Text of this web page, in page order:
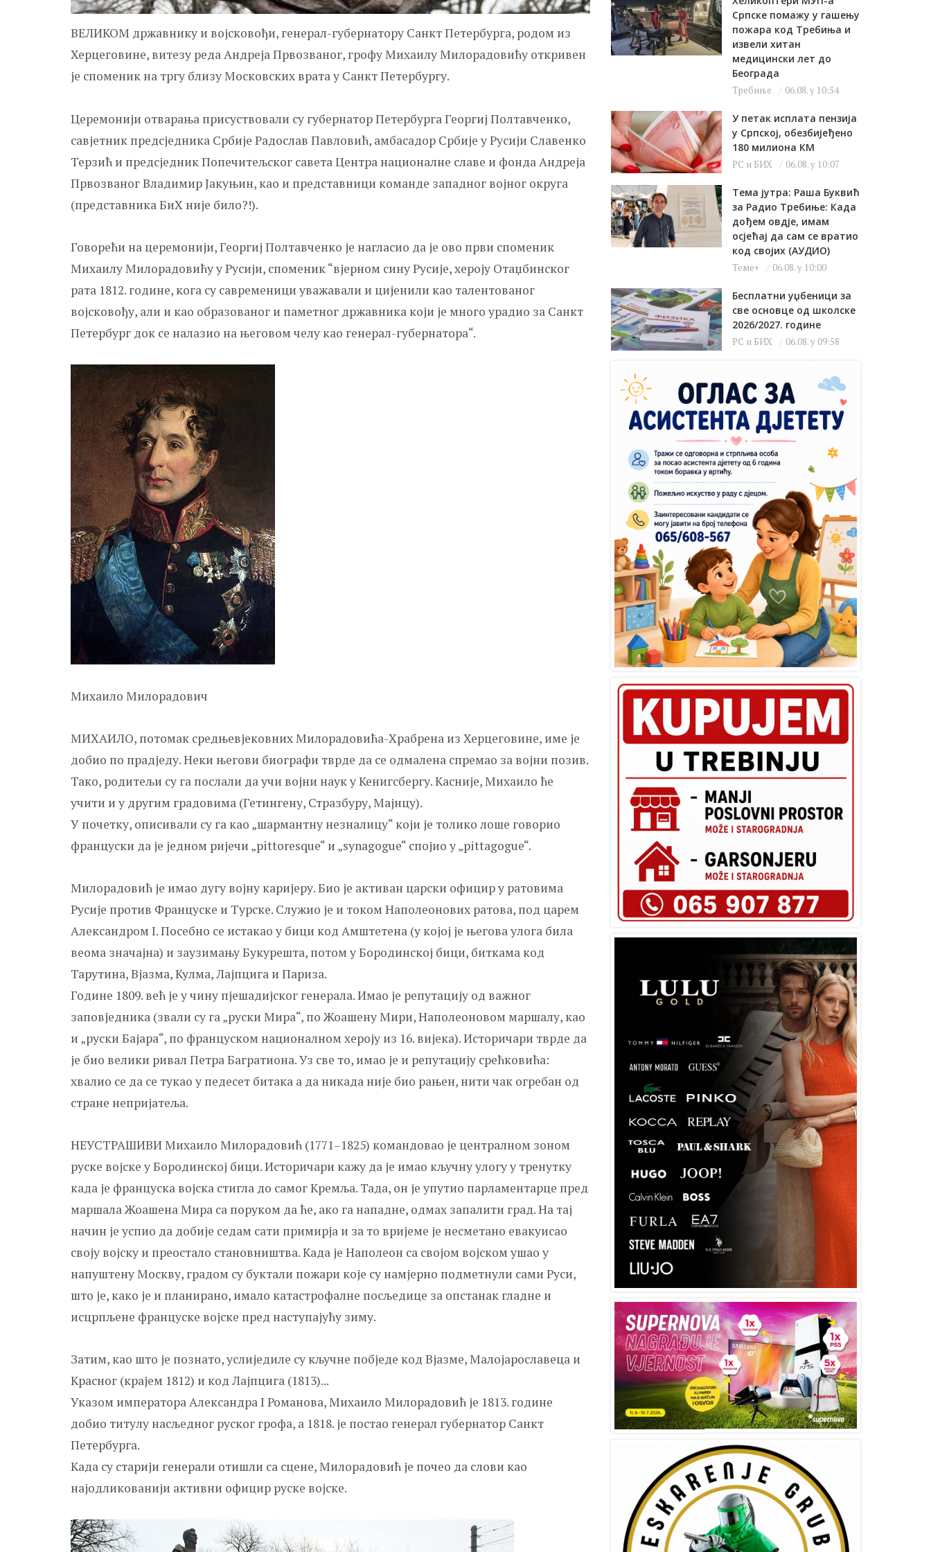
ВЕЛИКОМ државнику и војсковођи, генерал-губернатору Санкт Петербурга, родом из
Херцеговине, витезу реда Андреја Првозваног, грофу Михаилу Милорадовићу откривен
је споменик на тргу близу Московских врата у Санкт Петербургу.
Церемонији отварања присуствовали су губернатор Петербурга Георгиј Полтавченко,
савјетник предсједника Србије Радослав Павловић, амбасадор Србије у Русији Славенко
Терзић и предсједник Попечитељског савета Центра националне славе и фонда Андреја
Првозваног Владимир Јакуњин, као и представници команде западног војног округа
(представника БиХ није било?!).
Говорећи на церемонији, Георгиј Полтавченко је нагласио да је ово први споменик
Михаилу Милорадовићу у Русији, споменик “вјерном сину Русије, хероју Отаџбинског
рата 1812. године, кога су савременици уважавали и цијенили као талентованог
војсковођу, али и као образованог и паметног државника који је много урадио за Санкт
Петербург док се налазио на његовом челу као генерал-губернатора“.
Михаило Милорадович
МИХАИЛО, потомак средњевјековних Милорадовића-Храбрена из Херцеговине, име је
добио по прадједу. Неки његови биографи тврде да се одмалена спремао за војни позив.
Тако, родитељи су га послали да учи војни наук у Кенигсбергу. Касније, Михаило ће
учити и у другим градовима (Гетингену, Стразбуру, Мајнцу).
У почетку, описивали су га као „шармантну незналицу“ који је толико лоше говорио
француски да је једном ријечи „pittoresque“ и „synagogue“ спојио у „pittagogue“.
Милорадовић је имао дугу војну каријеру. Био је активан царски официр у ратовима
Русије против Француске и Турске. Служио је и током Наполеонових ратова, под царем
Александром I. Посебно се истакао у бици код Амштетена (у којој је његова улога била
веома значајна) и заузимању Букурешта, потом у Бородинској бици, биткама код
Тарутина, Вјазма, Кулма, Лајпцига и Париза.
Године 1809. већ је у чину пјешадијског генерала. Имао је репутацију од важног
заповједника (звали су га „руски Мира“, по Жоашену Мири, Наполеоновом маршалу, као
и „руски Бајара“, по француском националном хероју из 16. вијека). Историчари тврде да
је био велики ривал Петра Багратиона. Уз све то, имао је и репутацију срећковића:
хвалио се да се тукао у педесет битака а да никада није био рањен, нити чак огребан од
стране непријатеља.
НЕУСТРАШИВИ Михаило Милорадовић (1771–1825) командовао је централном зоном
руске војске у Бородинској бици. Историчари кажу да је имао кључну улогу у тренутку
када је француска војска стигла до самог Кремља. Тада, он је упутио парламентарце пред
маршала Жоашена Мира са поруком да ће, ако га нападне, одмах запалити град. На тај
начин је успио да добије седам сати примирја и за то вријеме је несметано евакуисао
своју војску и преостало становништва. Када је Наполеон са својом војском ушао у
напуштену Москву, градом су буктали пожари које су намјерно подметнули сами Руси,
што је, како је и планирано, имало катастрофалне посљедице за опстанак гладне и
исцрпљене француске војске пред наступајућу зиму.
Затим, као што је познато, услиједиле су кључне побједе код Вјазме, Малојарославеца и
Красног (крајем 1812) и код Лајпцига (1813)...
Указом императора Александра I Романова, Михаило Милорадовић је 1813. године
добио титулу насљедног руског грофа, а 1818. је постао генерал губернатор Санкт
Петербурга.
Када су старији генерали отишли са сцене, Милорадовић је почео да слови као
најодликованији активни официр руске војске.
Српске помажу у гашењу
пожара код Требиња и
извели хитан
медицински лет до
Београда
Требиње 06.08. у 10:54
У петак исплата пензија
у Српској, обезбијеђено
180 милиона КМ
РС и БИХ 06.08. у 10:07
Тема јутра: Раша Буквић
за Радио Требиње: Када
дођем овдје, имам
осјећај да сам се вратио
код својих (АУДИО)
Теме+ 06.08. у 10:00
Бесплатни уџбеници за
све основце од школске
2026/2027. године
РС и БИХ 06.08. у 09:58